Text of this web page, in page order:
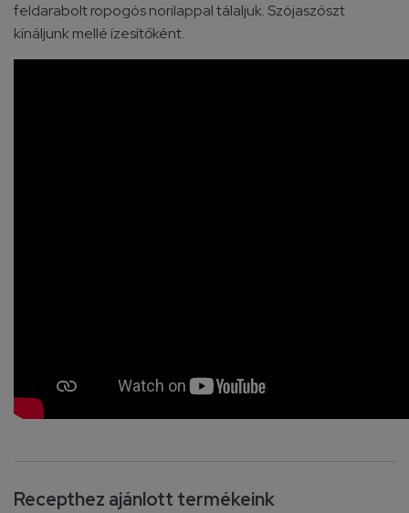
feldarabolt ropogós norilappal tálaljuk. Szójaszószt
kínáljunk mellé ízesítőként.
Recepthez ajánlott termékeink